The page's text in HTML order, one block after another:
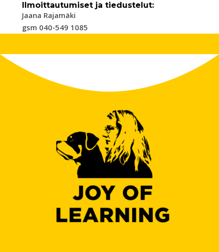
Ilmoittautumiset ja tiedustelut:
Jaana Rajamäki
gsm 040-549 1085